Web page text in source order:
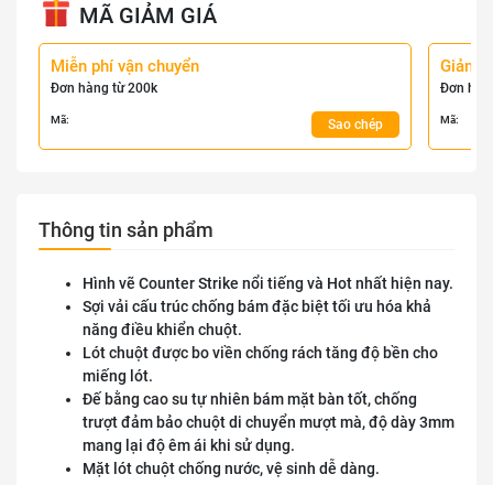
MÃ GIẢM GIÁ
Miễn phí vận chuyển
Đơn hàng từ 200k
Mã: Sao chép
Giảm
Đơn
Mã:
Thông tin sản phẩm
Hình vẽ Counter Strike nổi tiếng và Hot nhất hiện nay.
Sợi vải cấu trúc chống bám đặc biệt tối ưu hóa khả
năng điều khiển chuột.
Lót chuột được bo viền chống rách tăng độ bền cho
miếng lót.
Đế bằng cao su tự nhiên bám mặt bàn tốt, chống
trượt đảm bảo chuột di chuyển mượt mà, độ dày 3mm
mang lại độ êm ái khi sử dụng.
Mặt lót chuột chống nước, vệ sinh dễ dàng.